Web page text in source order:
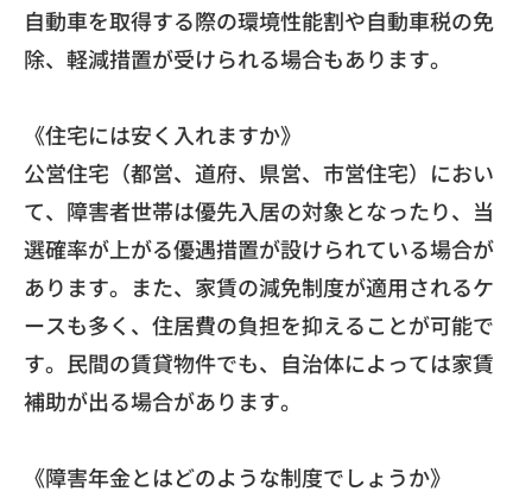
自動車を取得する際の環境性能割や自動車税の免
除、 軽減措置が受けられる場合もあります。
《住宅には安く入れますか》
公営住宅（都営、道府、県営、市営住宅）におい
て、 障害者世帯は優先入居の対象となったり、 当
選確率が上がる優遇措置が設けられている場合が
あります。 また、家賃の減免制度が適用されるケ
ースも多く、 住居費の負担を抑えることが可能で
す。民間の賃貸物件でも、 自治体によっては家賃
補助が出る場合があります。
《障害年金とはどのような制度でしょうか》